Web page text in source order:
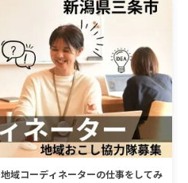
域コーディネーターの仕事をしてみ